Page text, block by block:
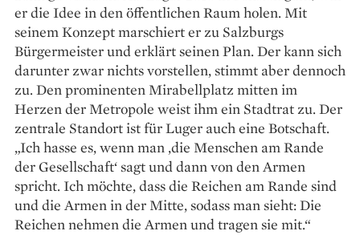
er die Idee in den öffentlichen Raum holen. Mit
seinem Konzept marschiert er zu Salzburgs
Bürgermeister und erklärt seinen Plan. Der kann sich
darunter zwar nichts vorstellen, stimmt aber dennoch
zu. Den prominenten Mirabellplatz mitten im
Herzen der Metropole weist ihm ein Stadtrat zu. Der
zentrale Standort ist für Luger auch eine Botschaft.
„Ich hasse es, wenn man ‚die Menschen am Rande
der Gesellschaft‘ sagt und dann von den Armen
spricht. Ich möchte, dass die Reichen am Rande sind
und die Armen in der Mitte, sodass man sieht: Die
Reichen nehmen die Armen und tragen sie mit.“